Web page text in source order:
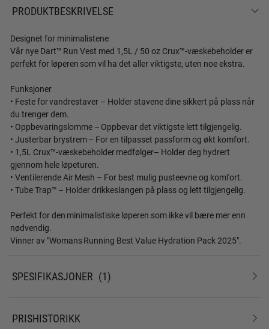
PRODUKTBESKRIVELSE
Designet for minimalistene
Vår nye Dart™ Run Vest med 1,5L / 50 oz Crux™-væskebeholder er
perfekt for løperen som vil ha det aller viktigste, uten noe ekstra.
Funksjoner
• Feste for vandrestaver – Holder stavene dine sikkert på plass når
du trenger dem.
• Oppbevaringslomme – Oppbevar det viktigste lett tilgjengelig.
• Justerbar brystrem – For en tilpasset passform og økt komfort.
• 1,5L Crux™-væskebeholder medfølger– Holder deg hydrert
gjennom hele løpeturen.
• Ventilerende Air Mesh – For best mulig pusteevne og komfort.
• Tube Trap™ – Holder drikkeslangen på plass og lett tilgjengelig.
Perfekt for den minimalistiske løperen som ikke vil bære mer enn
nødvendig.
Vinner av "Womans Running Best Value Hydration Pack 2025".
SPESIFIKASJONER 1
PRISHISTORIKK